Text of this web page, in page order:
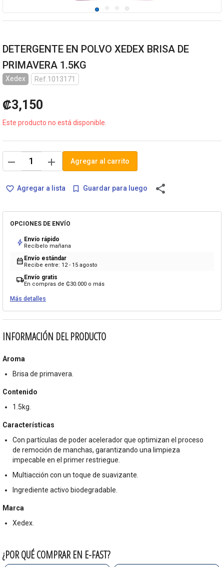
DETERGENTE EN POLVO XEDEX BRISA DE
PRIMAVERA 1.5KG
Xedex Ref.1013171
₡3,150
Este producto no está disponible.
remove add Agregar al carrito
favorite_border Agregar a lista bookmark_border Guardar para luego share
OPCIONES DE ENVÍO
bolt Envío rápido
Recíbelo mañana
calendar_month Envío estándar
Recibe entre: 12 - 15 agosto
local_shippingEnvío gratis
En compras de ₡30.000 o más
Más detalles
INFORMACIÓN DEL PRODUCTO
Aroma
Brisa de primavera.
Contenido
1.5kg.
Características
Con partículas de poder acelerador que optimizan el proceso
de remoción de manchas, garantizando una limpieza
impecable en el primer restriegue.
Multiacción con un toque de suavizante.
Ingrediente activo biodegradable.
Marca
Xedex.
¿POR QUÉ COMPRAR EN E-FAST?